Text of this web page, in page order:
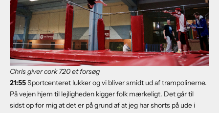
Chris giver cork 720 et forsøg
21:55Sportcenteret lukker og vi bliver smidt ud af trampolinerne.
På vejen hjem til lejligheden kigger folk mærkeligt. Det går til
sidst op for mig at det er på grund af at jeg har shorts på ude i